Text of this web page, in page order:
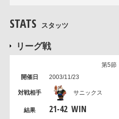
STATS スタッツ
リーグ戦
第5節
2003/11/23
サニックス
21-42 WIN